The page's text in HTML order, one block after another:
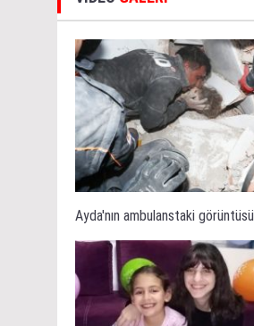
Ayda'nın ambulanstaki görüntüsü